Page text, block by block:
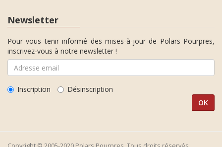
Newsletter
Pour vous tenir informé des mises-à-jour de Polars Pourpres,
inscrivez-vous à notre newsletter !
Inscription Désinscription